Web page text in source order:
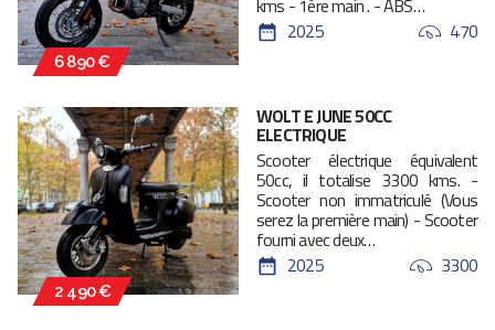
6 890 €
kms - 1ère main . - ABS…
2025
470
2 490 €
WOLT E JUNE 50CC
ELECTRIQUE
Scooter électrique équivalent
50cc, il totalise 3300 kms. -
Scooter non immatriculé (Vous
serez la première main) - Scooter
fourni avec deux…
2025
3300